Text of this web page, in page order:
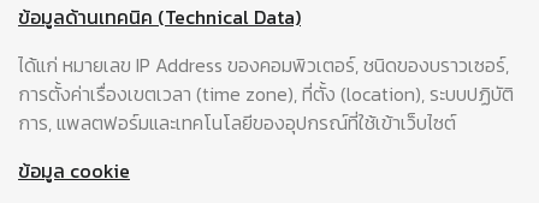
ข้อมูลด้านเทคนิค (Technical Data)
ได้แก่ หมายเลข IP Address ของคอมพิวเตอร์, ชนิดของบราวเซอร์,
การตั้งค่าเรื่องเขตเวลา (time zone), ที่ตั้ง (location), ระบบปฏิบัติ
การ, แพลตฟอร์มและเทคโนโลยีของอุปกรณ์ที่ใช้เข้าเว็บไซต์
ข้อมูล cookie